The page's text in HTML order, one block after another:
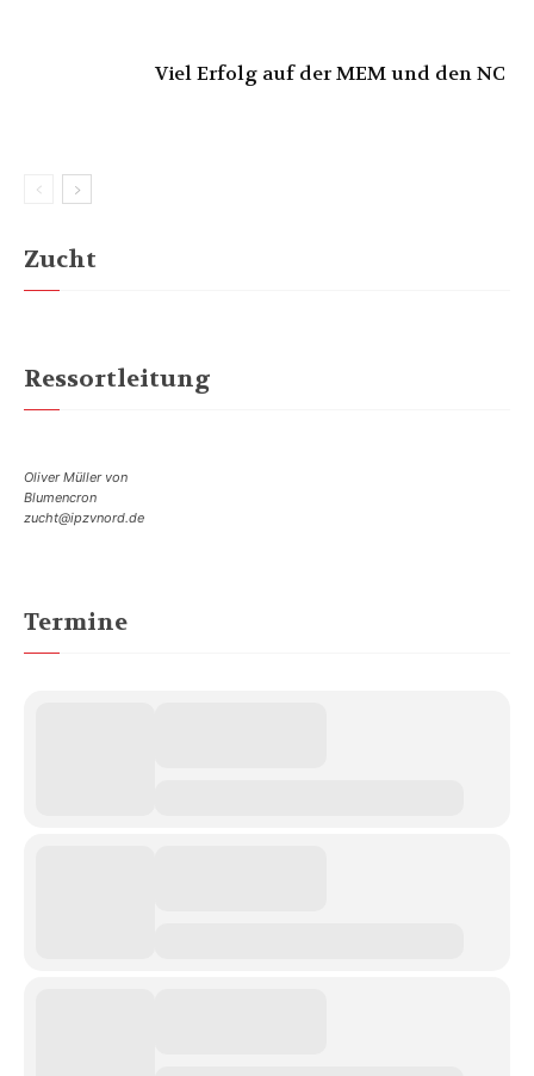
Viel Erfolg auf der MEM und den NC
Zucht
Ressortleitung
Oliver Müller von
Blumencron
zucht@ipzvnord.de
Termine